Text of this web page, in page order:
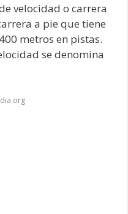
velocidad o carrera
a pie que tiene
metros en pistas.
se denomina